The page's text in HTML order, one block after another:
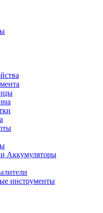
и Аккумуляторы
инструменты